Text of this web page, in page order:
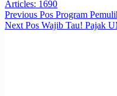
Articles: 1690
Previous Pos Program
Next Pos Wajib Tau! Pajak